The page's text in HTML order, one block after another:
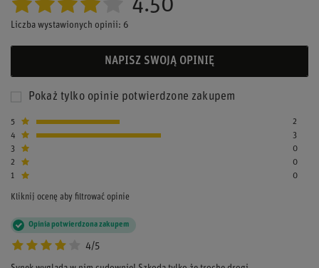
4.50
Liczba wystawionych opinii: 6
NAPISZ SWOJĄ OPINIĘ
Pokaż tylko opinie potwierdzone zakupem
5
2
4
3
3
0
2
0
1
0
Kliknij ocenę aby filtrować opinie
4/5
Opinia potwierdzona zakupem